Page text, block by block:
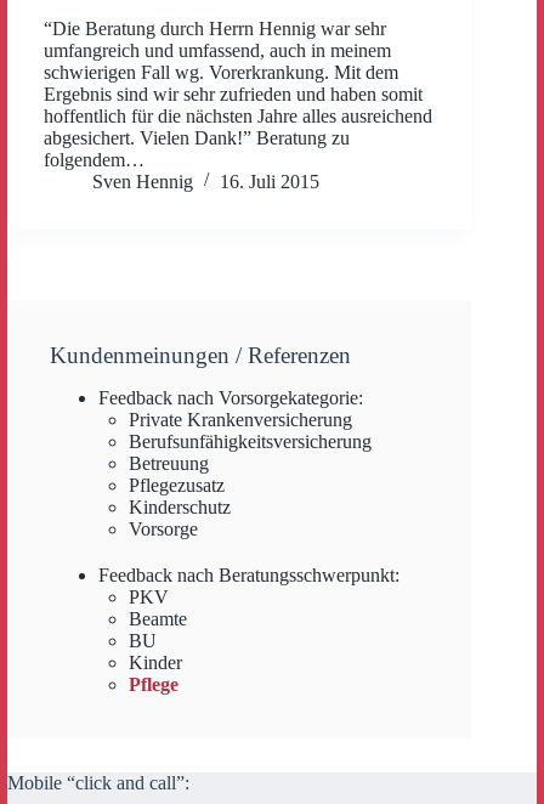
“Die Beratung durch Herrn Hennig war sehr
umfangreich und umfassend, auch in meinem
schwierigen Fall wg. Vorerkrankung. Mit dem
Ergebnis sind wir sehr zufrieden und haben somit
hoffentlich für die nächsten Jahre alles ausreichend
abgesichert. Vielen Dank!” Beratung zu
folgendem…
Sven Hennig
16. Juli 2015
Kundenmeinungen / Referenzen
Feedback nach Vorsorgekategorie:
Private Krankenversicherung
Berufsunfähigkeitsversicherung
Betreuung
Pflegezusatz
Kinderschutz
Vorsorge
Feedback nach Beratungsschwerpunkt:
PKV
Beamte
BU
Kinder
Pflege
Mobile “click and call”: